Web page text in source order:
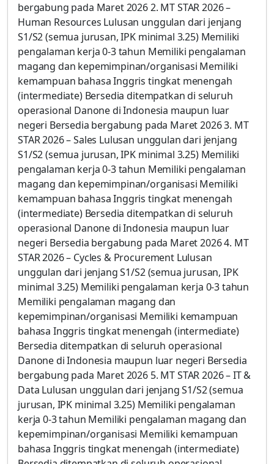
bergabung pada Maret 2026 2. MT STAR 2026 –
Human Resources Lulusan unggulan dari jenjang
S1/S2 (semua jurusan, IPK minimal 3.25) Memiliki
pengalaman kerja 0-3 tahun Memiliki pengalaman
magang dan kepemimpinan/organisasi Memiliki
kemampuan bahasa Inggris tingkat menengah
(intermediate) Bersedia ditempatkan di seluruh
operasional Danone di Indonesia maupun luar
negeri Bersedia bergabung pada Maret 2026 3. MT
STAR 2026 – Sales Lulusan unggulan dari jenjang
S1/S2 (semua jurusan, IPK minimal 3.25) Memiliki
pengalaman kerja 0-3 tahun Memiliki pengalaman
magang dan kepemimpinan/organisasi Memiliki
kemampuan bahasa Inggris tingkat menengah
(intermediate) Bersedia ditempatkan di seluruh
operasional Danone di Indonesia maupun luar
negeri Bersedia bergabung pada Maret 2026 4. MT
STAR 2026 – Cycles & Procurement Lulusan
unggulan dari jenjang S1/S2 (semua jurusan, IPK
minimal 3.25) Memiliki pengalaman kerja 0-3 tahun
Memiliki pengalaman magang dan
kepemimpinan/organisasi Memiliki kemampuan
bahasa Inggris tingkat menengah (intermediate)
Bersedia ditempatkan di seluruh operasional
Danone di Indonesia maupun luar negeri Bersedia
bergabung pada Maret 2026 5. MT STAR 2026 – IT &
Data Lulusan unggulan dari jenjang S1/S2 (semua
jurusan, IPK minimal 3.25) Memiliki pengalaman
kerja 0-3 tahun Memiliki pengalaman magang dan
kepemimpinan/organisasi Memiliki kemampuan
bahasa Inggris tingkat menengah (intermediate)